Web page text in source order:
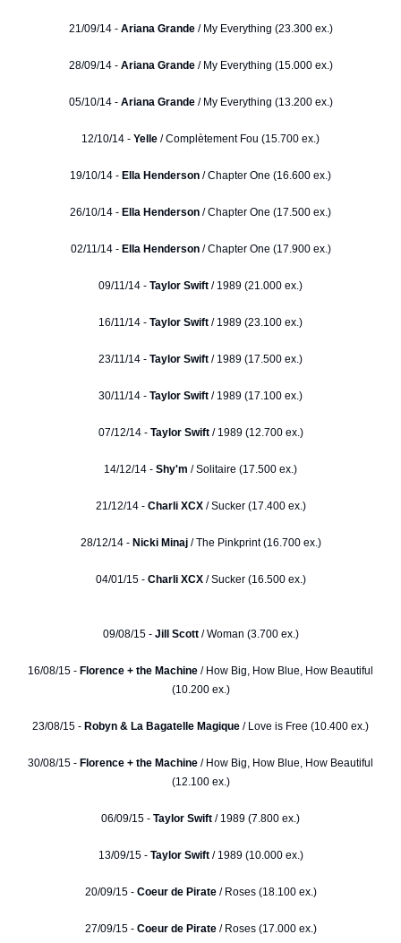
21/09/14 - Ariana Grande/ My Everything (23.300 ex.)
28/09/14 - Ariana Grande/ My Everything (15.000 ex.)
05/10/14 -Ariana Grande/ My Everything (13.200 ex.)
12/10/14 - Yelle / Complètement Fou (15.700 ex.)
19/10/14 - Ella Henderson / Chapter One (16.600 ex.)
26/10/14 - Ella Henderson / Chapter One (17.500 ex.)
02/11/14 - Ella Henderson/ Chapter One (17.900 ex.)
09/11/14 - Taylor Swift / 1989 (21.000 ex.)
16/11/14 - Taylor Swift / 1989 (23.100 ex.)
23/11/14 - Taylor Swift / 1989 (17.500 ex.)
30/11/14 - Taylor Swift / 1989 (17.100 ex.)
07/12/14 - Taylor Swift/ 1989 (12.700 ex.)
14/12/14 - Shy'm / Solitaire (17.500 ex.)
21/12/14 - Charli XCX/ Sucker (17.400 ex.)
28/12/14 -Nicki Minaj/ The Pinkprint (16.700 ex.)
04/01/15 - Charli XCX/ Sucker (16.500 ex.)
09/08/15 - Jill Scott / Woman (3.700 ex.)
16/08/15 - Florence + the Machine / How Big, How Blue, How Beautiful
(10.200 ex.)
23/08/15 - Robyn & La Bagatelle Magique / Love is Free (10.400 ex.)
30/08/15 - Florence + the Machine / How Big, How Blue, How Beautiful
(12.100 ex.)
06/09/15 - Taylor Swift / 1989 (7.800 ex.)
13/09/15 - Taylor Swift / 1989 (10.000 ex.)
20/09/15 - Coeur de Pirate/ Roses (18.100 ex.)
27/09/15 - Coeur de Pirate/ Roses (17.000 ex.)